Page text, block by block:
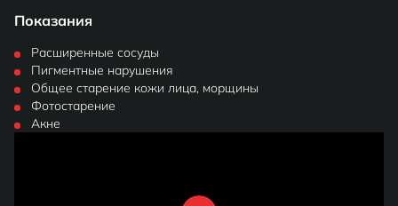
Показания
Расширенные сосуды
Пигментные нарушения
Общее старение кожи лица, морщины
Фотостарение
Акне